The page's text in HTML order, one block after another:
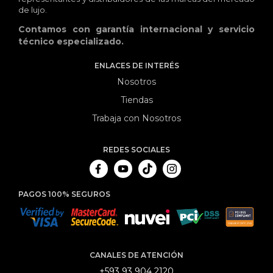
de lujo.
Contamos con garantía internacional y servicio
técnico especializado.
ENLACES DE INTERÉS
Nosotros
Tiendas
Trabaja con Nosotros
REDES SOCIALES
PAGOS 100% SEGUROS
CANALES DE ATENCIÓN